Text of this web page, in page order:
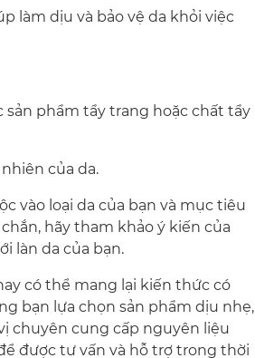
làm dịu và bảo vệ da khỏi việc
sản phẩm tẩy trang hoặc chất tẩy
của da.
vào loại da của bạn và mục tiêu
hãy tham khảo ý kiến của
làn da của bạn.
có thể mang lại kiến thức có
bạn lựa chọn sản phẩm dịu nhẹ,
chuyên cung cấp nguyên liệu
được tư vấn và hỗ trợ trong thời